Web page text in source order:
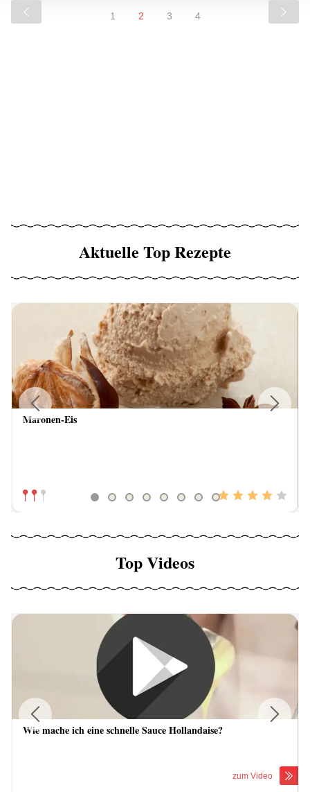
1 2 3 4
Aktuelle Top Rezepte
Maronen-Eis
Previous
Top Videos
Wie mache ich eine schnelle Sauce Hollandaise?
zum Video
Previous